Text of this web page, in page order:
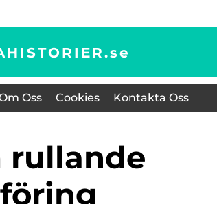
se
Oss Cookies Kontakta Oss